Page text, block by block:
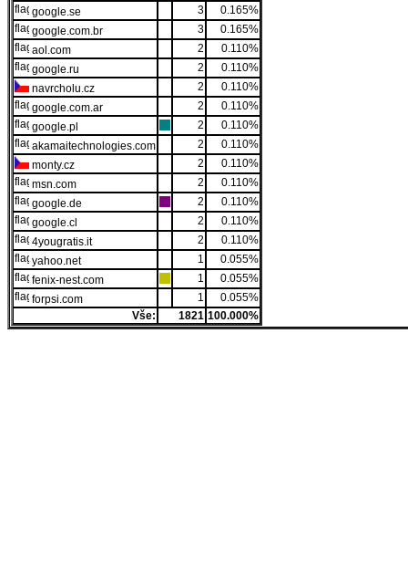
google.se
3
0.165%
google.com.br
3
0.165%
aol.com
2
0.110%
google.ru
2
0.110%
navrcholu.cz
2
0.110%
google.com.ar
2
0.110%
google.pl
2
0.110%
akamaitechnologies.com
2
0.110%
monty.cz
2
0.110%
msn.com
2
0.110%
google.de
2
0.110%
google.cl
2
0.110%
4yougratis.it
2
0.110%
yahoo.net
1
0.055%
fenix-nest.com
1
0.055%
forpsi.com
1
0.055%
Vše:
1821 100.000%